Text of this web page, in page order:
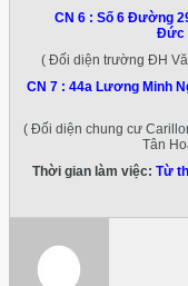
CN 6 : Số 6 Đường
Đức
( Đối diện trường ĐH
CN 7 : 44a Lương Minh
( Đối diện chung cư
Tân
Thời gian làm việc: Từ